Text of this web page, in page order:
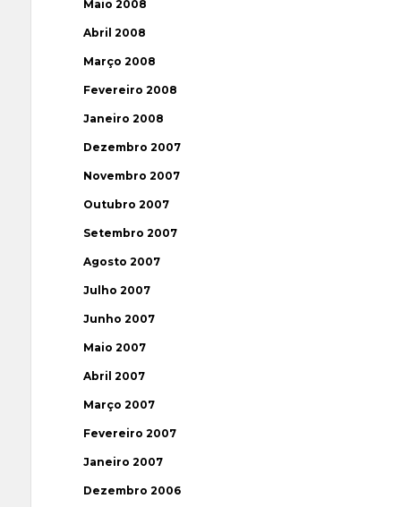
Maio 2008
Abril 2008
Março 2008
Fevereiro 2008
Janeiro 2008
Dezembro 2007
Novembro 2007
Outubro 2007
Setembro 2007
Agosto 2007
Julho 2007
Junho 2007
Maio 2007
Abril 2007
Março 2007
Fevereiro 2007
Janeiro 2007
Dezembro 2006